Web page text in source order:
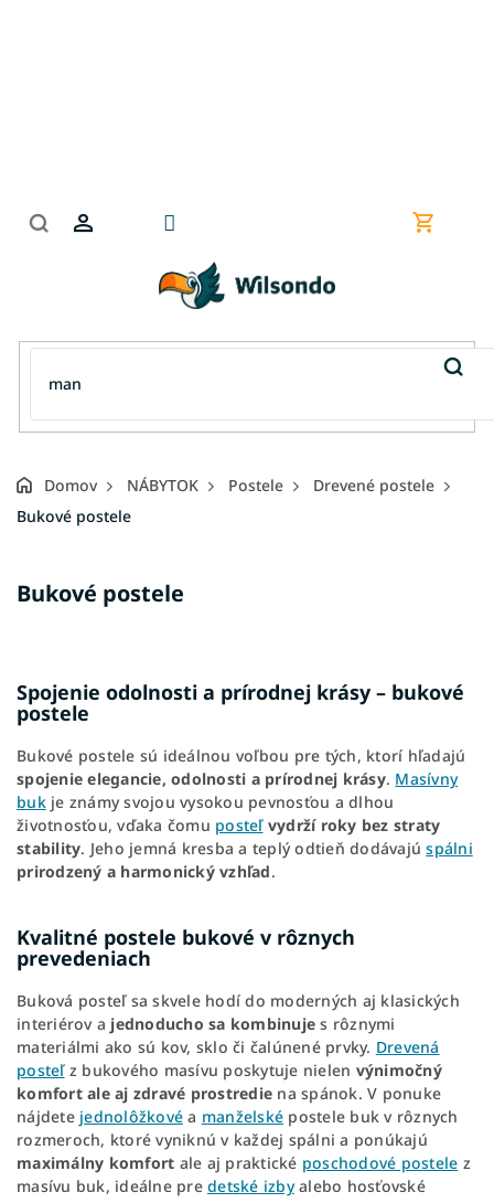
Domov NÁBYTOK Postele
Drevené postele
Bukové postele
Bukové postele
Spojenie odolnosti a prírodnej krásy – bukové
postele
Bukové postele sú ideálnou voľbou pre tých, ktorí hľadajú
spojenie elegancie, odolnosti a prírodnej krásy. Masívny
bukje známy svojou vysokou pevnosťou a dlhou
životnosťou, vďaka čomu posteľ vydrží roky bez straty
stability. Jeho jemná kresba a teplý odtieň dodávajúspálni
prirodzený a harmonický vzhľad.
Kvalitné postele bukové v rôznych
prevedeniach
Buková posteľ sa skvele hodí do moderných aj klasických
interiérov a jednoducho sa kombinuje s rôznymi
materiálmi ako sú kov, sklo či čalúnené prvky. Drevená
posteľz bukového masívu poskytuje nielen výnimočný
komfort ale aj zdravé prostredie na spánok. V ponuke
nájdete jednolôžkové a manželské postele buk v rôznych
rozmeroch, ktoré vyniknú v každej spálni a ponúkajú
maximálny komfort ale aj praktické poschodové postele z
masívu buk, ideálne pre detské izbyalebo hosťovské